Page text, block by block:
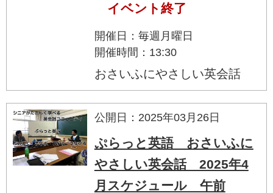
イベント終了
開催日：毎週月曜日
開催時間：13:30
おさいふにやさしい英会話
公開日：2025年03月26日
ぷらっと英語 おさいふに
やさしい英会話 2025年4
月スケジュール 午前